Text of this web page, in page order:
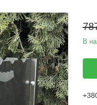
В